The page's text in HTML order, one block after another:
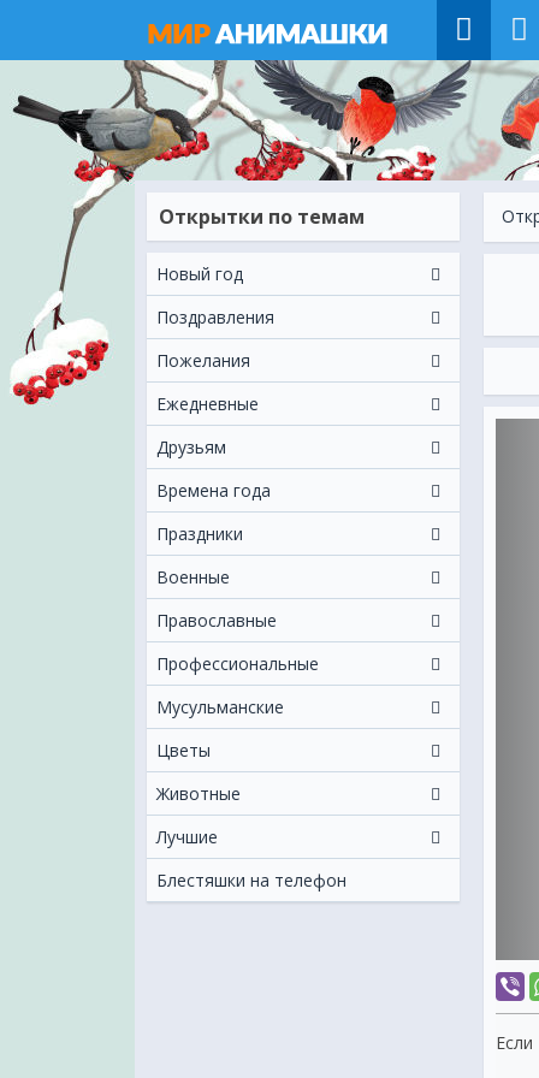
Открытки по темам
Новый год
Поздравления
Пожелания
Ежeдневные
Друзьям
Времена года
Праздники
Военные
Православные
Профессиональные
Мусульманские
Цветы
Животные
Лучшие
Блестяшки на телефон